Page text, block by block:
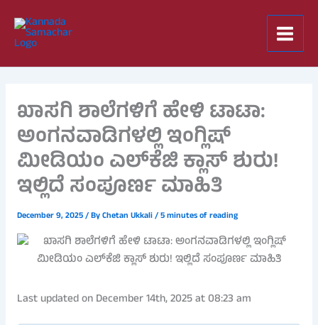
content
ಖಾಸಗಿ ಶಾಲೆಗಳಿಗೆ ಹೇಳಿ ಟಾಟಾ:
ಅಂಗನವಾಡಿಗಳಲ್ಲಿ ಇಂಗ್ಲಿಷ್
ಮೀಡಿಯಂ ಎಲ್‌ಕೆಜಿ ಕ್ಲಾಸ್ ಶುರು!
ಇಲ್ಲಿದೆ ಸಂಪೂರ್ಣ ಮಾಹಿತಿ
December 9, 2025/ ByChetan Ukkali/5 minutes of reading
Last updated on December 14th, 2025 at 08:23 am